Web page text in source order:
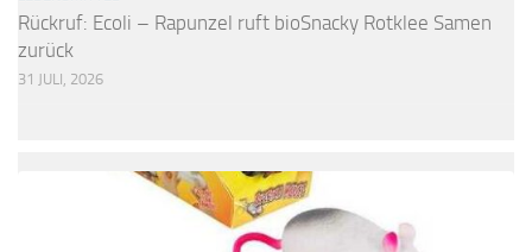
Rückruf: Ecoli – Rapunzel ruft bioSnacky Rotklee Samen
zurück
31 JULI, 2026